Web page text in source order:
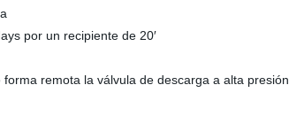
por un recipiente de 20′
forma remota la válvula de descarga a alta presión